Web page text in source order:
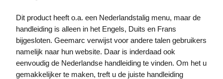
Dit product heeft o.a. een Nederlandstalig menu, maar de
handleiding is alleen in het Engels, Duits en Frans
bijgesloten. Geemarc verwijst voor andere talen gebruikers
namelijk naar hun website. Daar is inderdaad ook
eenvoudig de Nederlandse handleiding te vinden. Om het u
gemakkelijker te maken, treft u de juiste handleiding